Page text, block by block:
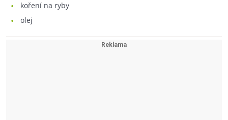
koření na ryby
olej